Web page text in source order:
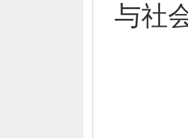
与社